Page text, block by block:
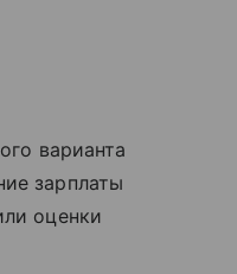
варианта
зарплаты
оценки